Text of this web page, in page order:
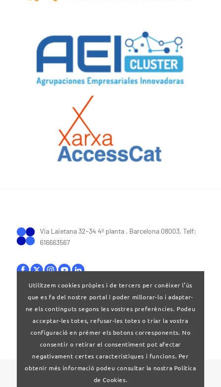
Via Laietana 32-34 4ª planta . Barcelona 08003. Telf:
616663567
Bases legals |Política de privacitat
© 2024 Clúster Audiovisual de Catalunya
Utilitzem cookies pròpies i de tercers per conèixer l’ús
que es fa del nostre portal i poder millorar-lo i adaptar-
ne els continguts segons les vostres preferències. Podeu
acceptar-les totes, refusar-les totes o triar la vostra
configuració en prémer els botons corresponents. No
consentir o retirar el consentiment pot afectar
negativament certes característiques i funcions. Per
obtenir més informació podeu consultar la nostra Política
de Cookies.